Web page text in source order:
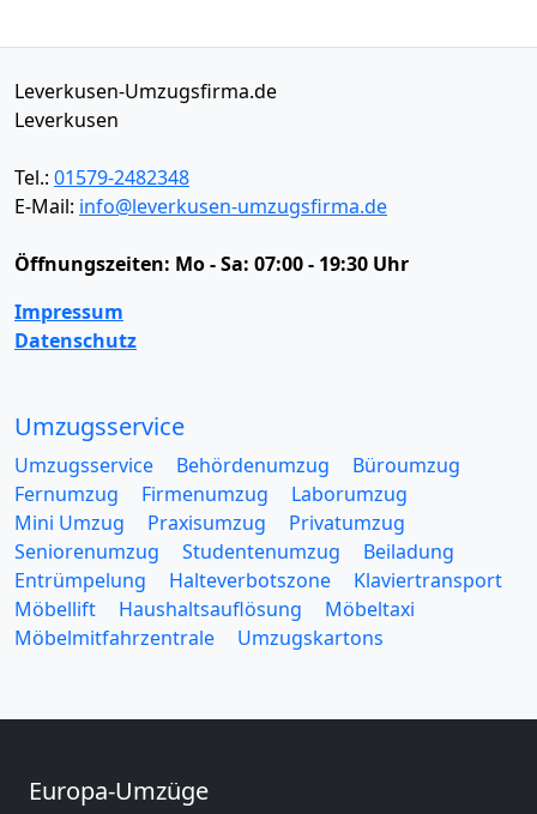
Leverkusen-Umzugsfirma.de
Leverkusen
Tel.: 01579-2482348
E-Mail: info@leverkusen-umzugsfirma.de
Öffnungszeiten: Mo - Sa: 07:00 - 19:30 Uhr
Impressum
Datenschutz
Umzugsservice
Umzugsservice Behördenumzug
Büroumzug
Fernumzug
Firmenumzug
Laborumzug
Mini Umzug
Praxisumzug
Privatumzug
Seniorenumzug
Studentenumzug
Beiladung
Entrümpelung
Halteverbotszone
Klaviertransport
Möbellift
Haushaltsauflösung
Möbeltaxi
Möbelmitfahrzentrale
Umzugskartons
Europa-Umzüge